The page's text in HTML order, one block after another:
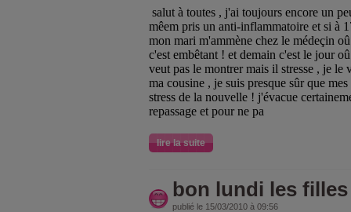
salut à toutes , j'ai toujours encore un
mêem pris un anti-inflammatoire et si à
mon mari m'ammène chez le médeçin
c'est embêtant ! et demain c'est le jour
veut pas le montrer mais il stresse , je
ma cousine , je suis presque sûr que
stress de la nouvelle ! j'évacue
repassage et pour ne pa
lire la suite
bon lundi les
publié le 15/03/2010 à 09:56